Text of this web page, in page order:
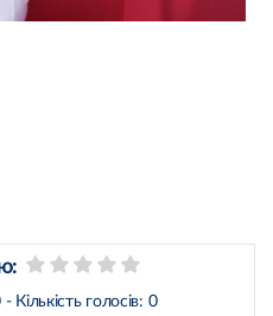
- Кількість голосів: 0